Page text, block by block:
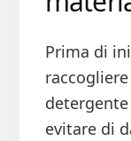
Prima di
evitare di